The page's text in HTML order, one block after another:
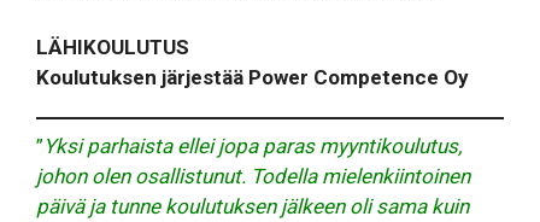
LÄHIKOULUTUS
Koulutuksen järjestää Power Competence Oy
” Yksi parhaista ellei jopa paras myyntikoulutus,
johon olen osallistunut. Todella mielenkiintoinen
päivä ja tunne koulutuksen jälkeen oli sama kuin